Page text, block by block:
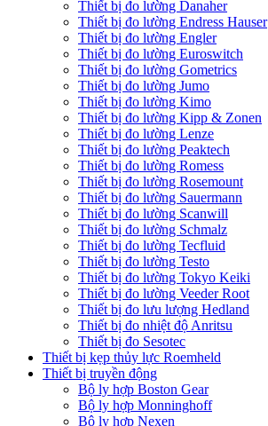
Thiết bị đo lường Danaher
Thiết bị đo lường Endress Hauser
Thiết bị đo lường Engler
Thiết bị đo lường Euroswitch
Thiết bị đo lường Gometrics
Thiết bị đo lường Jumo
Thiết bị đo lường Kimo
Thiết bị đo lường Kipp & Zonen
Thiết bị đo lường Lenze
Thiết bị đo lường Peaktech
Thiết bị đo lường Romess
Thiết bị đo lường Rosemount
Thiết bị đo lường Sauermann
Thiết bị đo lường Scanwill
Thiết bị đo lường Schmalz
Thiết bị đo lường Tecfluid
Thiết bị đo lường Testo
Thiết bị đo lường Tokyo Keiki
Thiết bị đo lường Veeder Root
Thiết bị đo lưu lượng Hedland
Thiết bị đo nhiệt độ Anritsu
Thiết bị đo Sesotec
Thiết bị kẹp thủy lực Roemheld
Thiết bị truyền động
Bộ ly hợp Boston Gear
Bộ ly hợp Monninghoff
Bộ ly hợp Nexen